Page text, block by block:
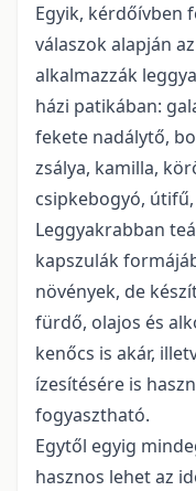
Egyik, kérdőívben
válaszok alapján
alkalmazzák
házi patikában:
fekete nadálytő,
zsálya, kamilla,
csipkebogyó,
Leggyakrabban
kapszulák
növények, de
fürdő, olajos és
kenőcs is akár,
ízesítésére is
fogyasztható.
Egytől egyig
hasznos lehet az